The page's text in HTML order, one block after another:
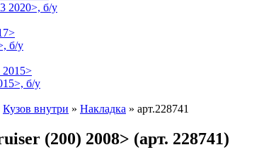
2020>, б/у
б/у
б/у
Кузов внутри » Накладка » арт.228741
(200) 2008> (арт. 228741)